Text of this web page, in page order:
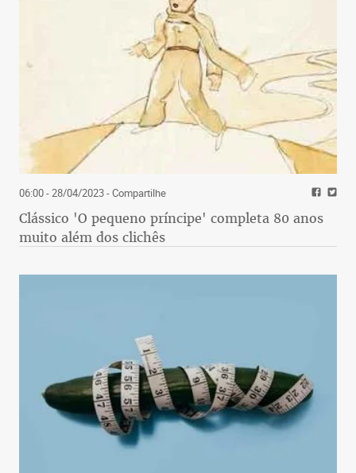
06:00 - 28/04/2023- Compartilhe
Clássico 'O pequeno príncipe' completa 80 anos
muito além dos clichês